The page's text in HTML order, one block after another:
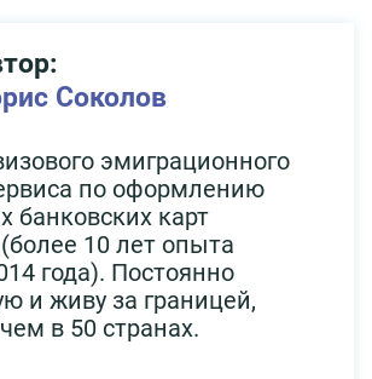
Соколов
эмиграционного
по оформлению
банковских карт
10 лет опыта
года). Постоянно
и живу за границей,
в 50 странах.